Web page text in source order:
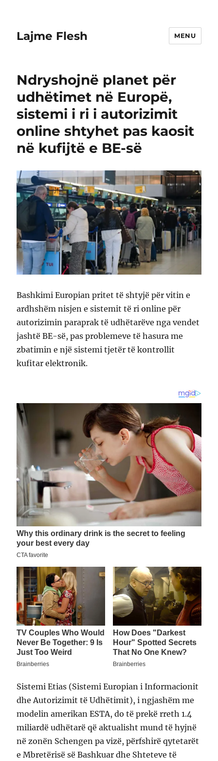
Lajme Flesh MENU
Ndryshojnë pIanet për
udhëtimet në Europë,
sistemi i ri i autorizimit
online shtyhet pas kaosit
në kufijtë e BE-së
Bashkimi Europian pritet të shtyjë për vitin e
ardhshëm nisjen e sistemit të ri online për
autorizimin paraprak të udhëtarëve nga vendet
jashtë BE-së, pas problemeve të hasura me
zbatimin e një sistemi tjetër të kontrollit
kufitar elektronik.
Sistemi Etias (Sistemi Europian i Informacionit
dhe Autorizimit të Udhëtimit), i ngjashëm me
modelin amerikan ESTA, do të prekë rreth 1.4
miliardë udhëtarë që aktualisht mund të hyjnë
në zonën Schengen pa vizë, përfshirë qytetarët
e Mbretërisë së Bashkuar dhe Shteteve të